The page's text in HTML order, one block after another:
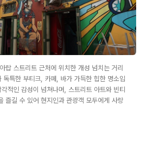
랍 스트리트 근처에 위치한 개성 넘치는 거리
독특한 부티크, 카페, 바가 가득한 힙한 명소입
적인 감성이 넘쳐나며, 스트리트 아트와 빈티
즐길 수 있어 현지인과 관광객 모두에게 사랑